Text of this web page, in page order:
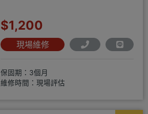
$1,200
現場維修
保固期：3個月
維修時間：現場評估